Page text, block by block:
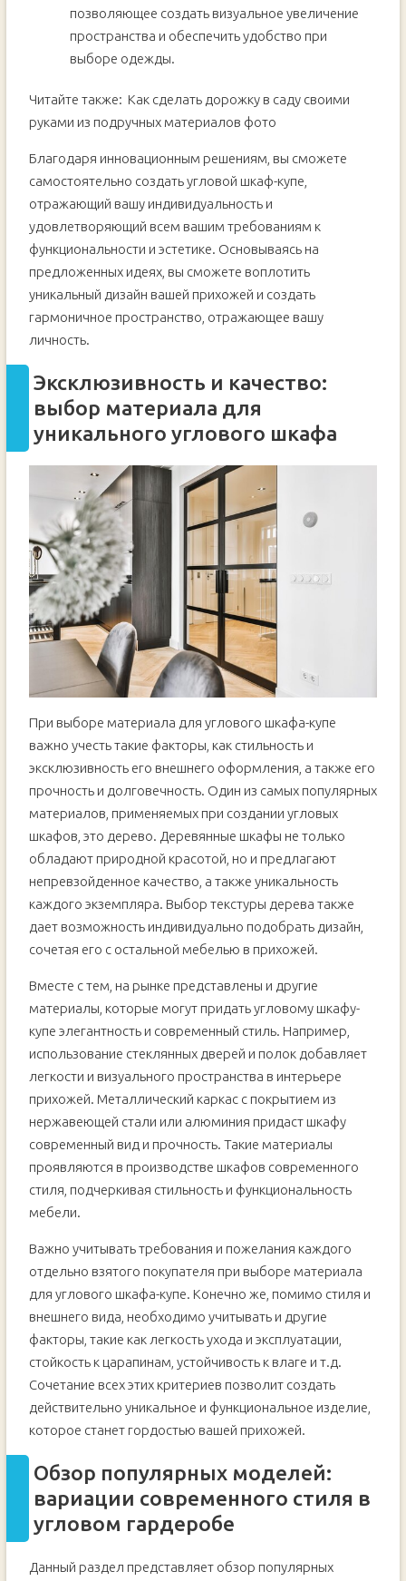
позволяющее создать визуальное увеличение
пространства и обеспечить удобство при
выборе одежды.
Читайте также: Как сделать дорожку в саду своими
руками из подручных материалов фото
Благодаря инновационным решениям, вы сможете
самостоятельно создать угловой шкаф-купе,
отражающий вашу индивидуальность и
удовлетворяющий всем вашим требованиям к
функциональности и эстетике. Основываясь на
предложенных идеях, вы сможете воплотить
уникальный дизайн вашей прихожей и создать
гармоничное пространство, отражающее вашу
личность.
Эксклюзивность и качество:
выбор материала для
уникального углового шкафа
При выборе материала для углового шкафа-купе
важно учесть такие факторы, как стильность и
эксклюзивность его внешнего оформления, а также его
прочность и долговечность. Один из самых популярных
материалов, применяемых при создании угловых
шкафов, это дерево. Деревянные шкафы не только
обладают природной красотой, но и предлагают
непревзойденное качество, а также уникальность
каждого экземпляра. Выбор текстуры дерева также
дает возможность индивидуально подобрать дизайн,
сочетая его с остальной мебелью в прихожей.
Вместе с тем, на рынке представлены и другие
материалы, которые могут придать угловому шкафу-
купе элегантность и современный стиль. Например,
использование стеклянных дверей и полок добавляет
легкости и визуального пространства в интерьере
прихожей. Металлический каркас с покрытием из
нержавеющей стали или алюминия придаст шкафу
современный вид и прочность. Такие материалы
проявляются в производстве шкафов современного
стиля, подчеркивая стильность и функциональность
мебели.
Важно учитывать требования и пожелания каждого
отдельно взятого покупателя при выборе материала
для углового шкафа-купе. Конечно же, помимо стиля и
внешнего вида, необходимо учитывать и другие
факторы, такие как легкость ухода и эксплуатации,
стойкость к царапинам, устойчивость к влаге и т.д.
Сочетание всех этих критериев позволит создать
действительно уникальное и функциональное изделие,
которое станет гордостью вашей прихожей.
Обзор популярных моделей:
вариации современного стиля в
угловом гардеробе
Данный раздел представляет обзор популярных